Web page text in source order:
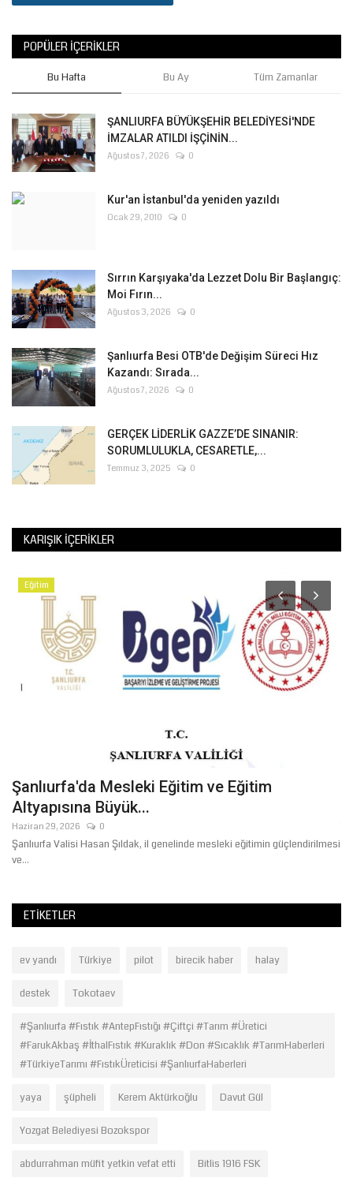
POPÜLER İÇERIKLER
Bu Hafta Bu Ay Tüm Zamanlar
ŞANLIURFA BÜYÜKŞEHİR BELEDİYESİ'NDE
İMZALAR ATILDI İŞÇİNİN...
Ağustos 7, 2026 0
Kur'an İstanbul'da yeniden yazıldı
Ocak 29, 2010 0
Sırrın Karşıyaka'da Lezzet Dolu Bir Başlangıç:
Moi Fırın...
Ağustos 3, 2026 0
Şanlıurfa Besi OTB'de Değişim Süreci Hız
Kazandı: Sırada...
Ağustos 7, 2026 0
GERÇEK LİDERLİK GAZZE’DE SINANIR:
SORUMLULUKLA, CESARETLE,...
Temmuz 3, 2025 0
KARIŞIK İÇERIKLER
Eğitim
Şanlıurfa'da Mesleki Eğitim ve Eğitim
Altyapısına Büyük...
Haziran 29, 2026 0
Şanlıurfa Valisi Hasan Şıldak, il genelinde mesleki eğitimin güçlendirilmesi
ve...
ETIKETLER
ev yandı Türkiye pilot birecik haber halay
destek Tokotaev
#Şanlıurfa #Fıstık #AntepFıstığı #Çiftçi #Tarım #Üretici
#FarukAkbaş #İthalFıstık #Kuraklık #Don #Sıcaklık #TarımHaberleri
#TürkiyeTarımı #FıstıkÜreticisi #ŞanlıurfaHaberleri
yaya şüpheli Kerem Aktürkoğlu Davut Gül
Yozgat Belediyesi Bozokspor
abdurrahman müfit yetkin vefat etti Bitlis 1916 FSK